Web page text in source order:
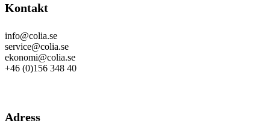
Kontakt
info@colia.se
service@colia.se
ekonomi@colia.se
+46 (0)156 348 40
Adress